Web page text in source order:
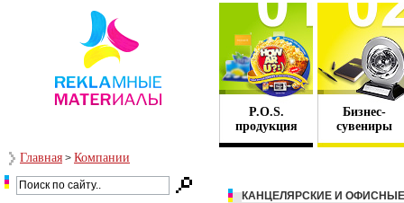
P.O.S.
продукция
Бизнес-
сувениры
Главная > Компании
КАНЦЕЛЯРСКИЕ И